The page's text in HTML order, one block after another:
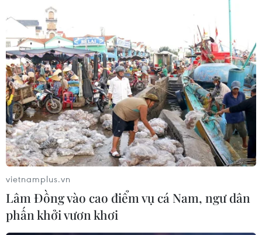
bàn hàng đầu của Argentina tại đấu trường thế giới
này.
vietnamplus.vn
Lâm Đồng vào cao điểm vụ cá Nam, ngư dân
phấn khởi vươn khơi